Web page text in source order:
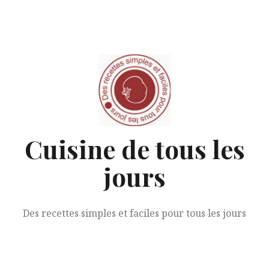
Cuisine de tous les
jours
Des recettes simples et faciles pour tous les jours